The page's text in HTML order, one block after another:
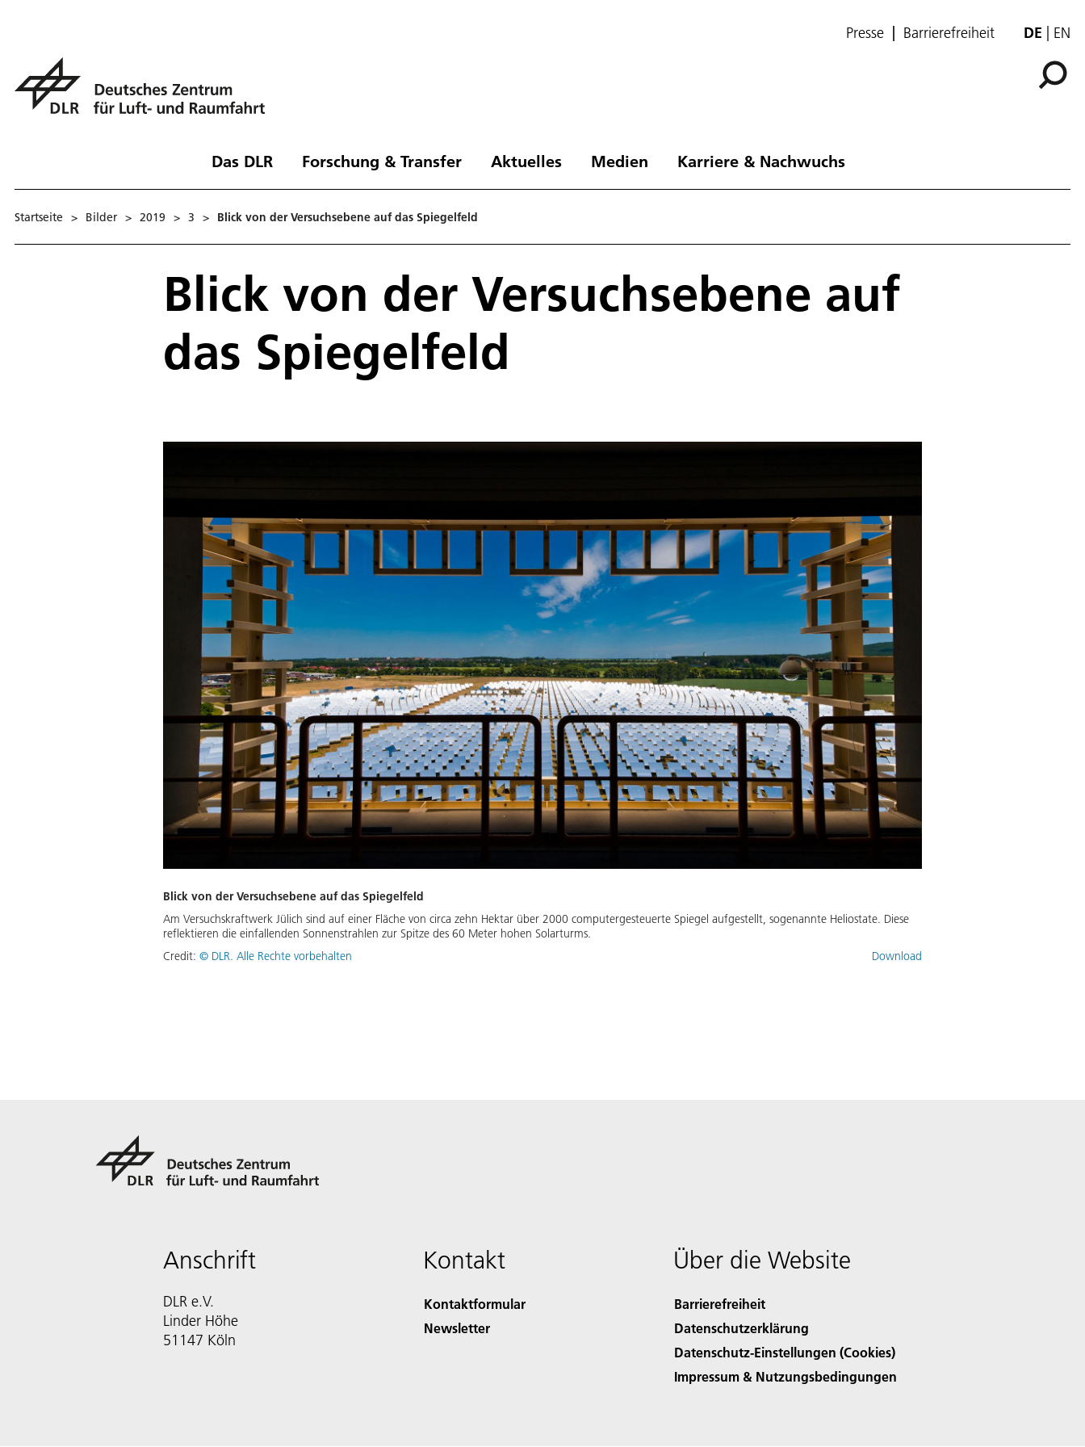
Presse Barrierefreiheit DE EN
Das DLR Forschung & Transfer Aktuelles Medien Karriere & Nachwuchs
Startseite > Bilder > 2019 > 3 > Blick von der Versuchsebene auf das Spiegelfeld
Blick von der Versuchsebene auf
das Spiegelfeld
Blick von der Versuchsebene auf das Spiegelfeld
Am Versuchskraftwerk Jülich sind auf einer Fläche von circa zehn Hektar über 2000 computergesteuerte Spiegel aufgestellt, sogenannte Heliostate. Diese
reflektieren die einfallenden Sonnenstrahlen zur Spitze des 60 Meter hohen Solarturms.
Credit: © DLR. Alle Rechte vorbehalten Download
Anschrift
DLR e.V.
Linder Höhe
51147 Köln
Kontakt
Kontaktformular
Newsletter
Über die Website
Barrierefreiheit
Datenschutzerklärung
Datenschutz-Einstellungen (Cookies)
Impressum & Nutzungsbedingungen